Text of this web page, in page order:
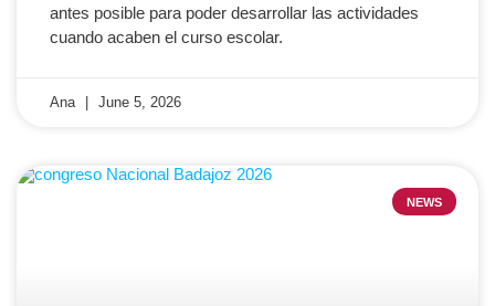
antes posible para poder desarrollar las actividades
cuando acaben el curso escolar.
Ana June 5, 2026
NEWS